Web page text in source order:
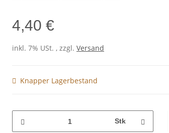
4,40 €
inkl. 7% USt. , zzgl. Versand
Knapper Lagerbestand
Stk